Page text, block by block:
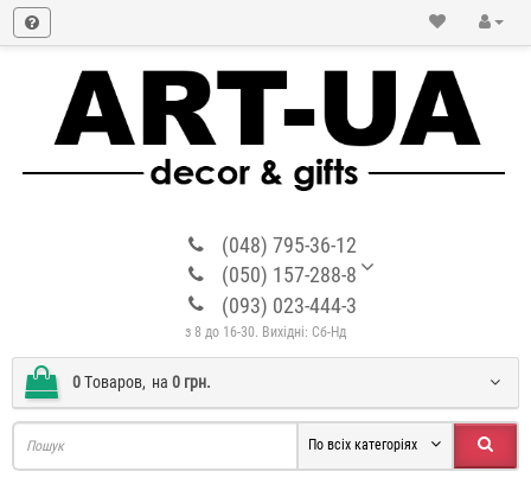
(048) 795-36-12
(050) 157-288-8
(093) 023-444-3
з 8 до 16-30. Вихідні: Сб-Нд
0Tоваров, на 0 грн.
По всіх категоріях